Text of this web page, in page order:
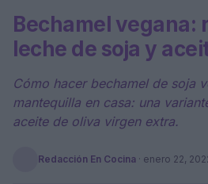
Bechamel vegana:
leche de soja y
Cómo hacer bechamel de soja
mantequilla en casa: una
aceite de oliva virgen extra.
Redacción En Cocina · enero 22,